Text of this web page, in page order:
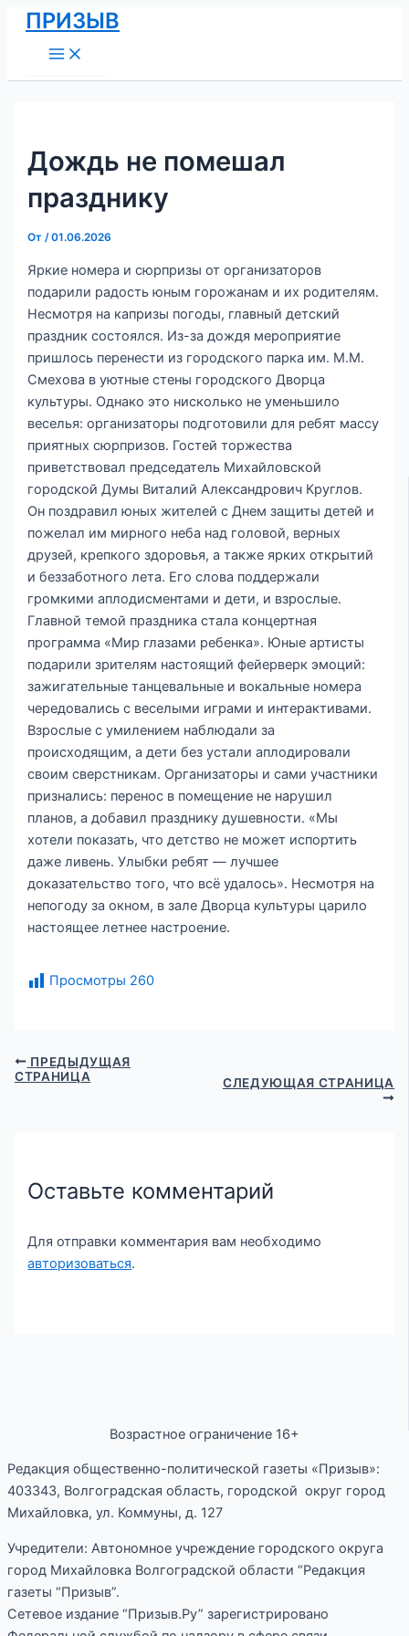
Перейти
содержимому
ПРИЗЫВ
Menu
Дождь не помешал
празднику
От/01.06.2026
Яркие номера и сюрпризы от организаторов
подарили радость юным горожанам и их родителям.
Несмотря на капризы погоды, главный детский
праздник состоялся. Из-за дождя мероприятие
пришлось перенести из городского парка им. М.М.
Смехова в уютные стены городского Дворца
культуры. Однако это нисколько не уменьшило
веселья: организаторы подготовили для ребят массу
приятных сюрпризов. Гостей торжества
приветствовал председатель Михайловской
городской Думы Виталий Александрович Круглов.
Он поздравил юных жителей с Днем защиты детей и
пожелал им мирного неба над головой, верных
друзей, крепкого здоровья, а также ярких открытий
и беззаботного лета. Его слова поддержали
громкими аплодисментами и дети, и взрослые.
Главной темой праздника стала концертная
программа «Мир глазами ребенка». Юные артисты
подарили зрителям настоящий фейерверк эмоций:
зажигательные танцевальные и вокальные номера
чередовались с веселыми играми и интерактивами.
Взрослые с умилением наблюдали за
происходящим, а дети без устали аплодировали
своим сверстникам. Организаторы и сами участники
признались: перенос в помещение не нарушил
планов, а добавил празднику душевности. «Мы
хотели показать, что детство не может испортить
даже ливень. Улыбки ребят — лучшее
доказательство того, что всё удалось». Несмотря на
непогоду за окном, в зале Дворца культуры царило
настоящее летнее настроение.
Просмотры 260
Навигация
по
записям
ПРЕДЫДУЩАЯ
СТРАНИЦА
СЛЕДУЮЩАЯ СТРАНИЦА
Оставьте комментарий
Для отправки комментария вам необходимо
авторизоваться.
Возрастное ограничение 16+
Редакция общественно-политической газеты «Призыв»:
403343, Волгоградская область, городской округ город
Михайловка, ул. Коммуны, д. 127
Учредители: Автономное учреждение городского округа
город Михайловка Волгоградской области “Редакция
газеты “Призыв”.
Сетевое издание “Призыв.Ру” зарегистрировано